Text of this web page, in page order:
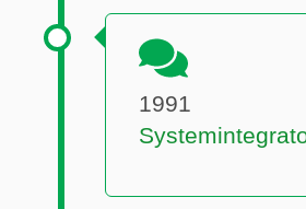
1991